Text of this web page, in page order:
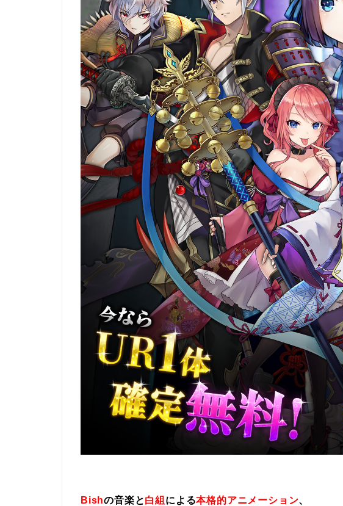
Bishの音楽と白組 による本格的アニメーション、